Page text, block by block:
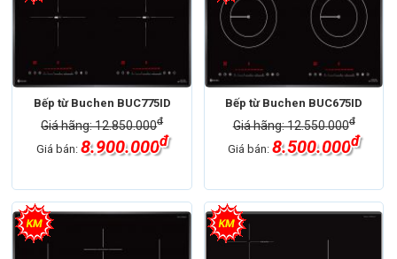
Bếp từ Buchen BUC775ID
Giá hãng: 12.850.000đ
Giá bán: 8.900.000đ
Bếp từ Buchen BUC675ID
Giá hãng: 12.550.000đ
Giá bán:8.500.000đ